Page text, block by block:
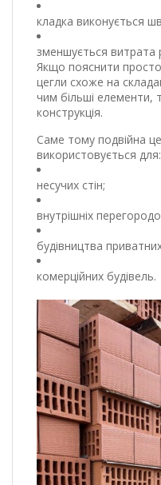
кладка виконується
зменшується витрата
Якщо пояснити
цегли схоже на
чим більші елементи,
конструкція.
Саме тому подвійна
використовується для:
несучих стін;
внутрішніх
будівництва
комерційних будівель.